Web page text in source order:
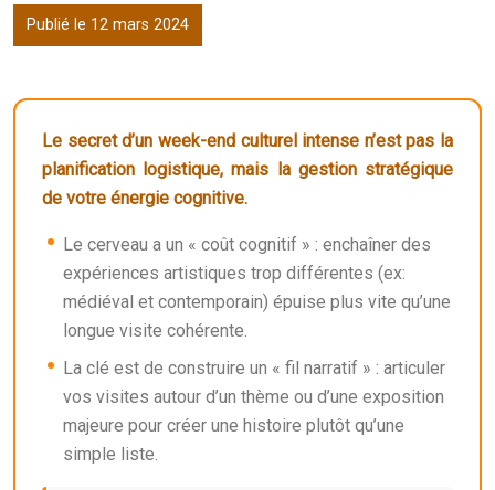
Publié le 12 mars 2024
Le secret d’un week-end culturel intense n’est pas la
planification logistique, mais la gestion stratégique
de votre énergie cognitive.
Le cerveau a un « coût cognitif » : enchaîner des
expériences artistiques trop différentes (ex:
médiéval et contemporain) épuise plus vite qu’une
longue visite cohérente.
La clé est de construire un « fil narratif » : articuler
vos visites autour d’un thème ou d’une exposition
majeure pour créer une histoire plutôt qu’une
simple liste.